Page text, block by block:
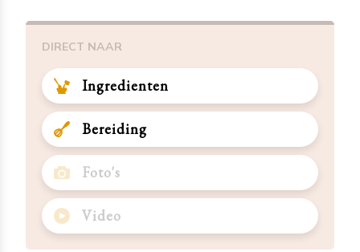
DIRECT NAAR
Ingredienten
Bereiding
Foto's
Video